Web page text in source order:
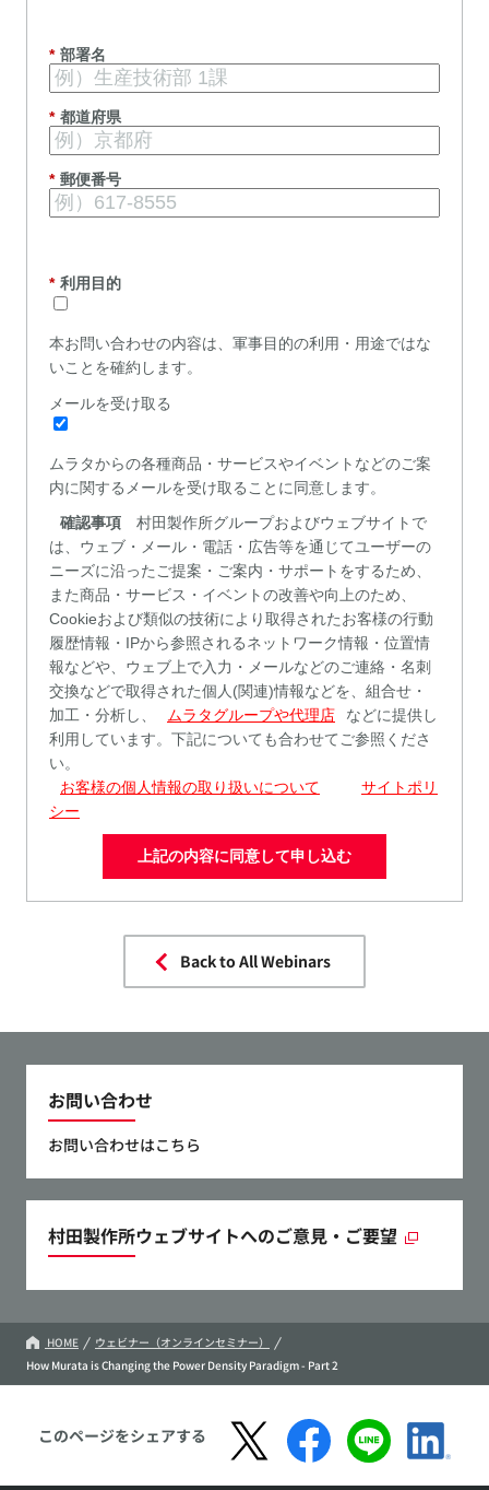
* 部署名
* 都道府県
* 郵便番号
* 利用目的
本お問い合わせの内容は、軍事目的の利用・用途ではな
いことを確約します。
メールを受け取 る
ムラタからの各種商品・ サービスやイベン トなどのご案
内に関するメールを受け取ることに同意します。
確認事項
村田製作所グループおよびウェブサイトで
は、ウェブ・メール・電話・広告等を通じてユーザーの
ニーズに沿ったご提案・ご案内・サポートをするため、
また商品・サービス・イベントの改善や向上のため、
Cookieおよび類似の技術により取得されたお客様の行動
履歴情報・IPから参照されるネットワーク情報・位置情
報などや、ウェブ上で入力・メールなどのご連絡・名刺
交換などで取得された個人(関連)情報などを、組合せ・
加工・分析し、
ムラタグループや代理店
などに提供し
利用しています。下記についても合わせてご参照くださ
い。
お客様の個人情報の取り扱いについて
サイトポリ
シー
上記の内容に同意して申し込む
Back to All Webinars
お問い合わせ
お問い合わせはこちら
村田製作所ウェブサイトへのご意見・ご要望
HOME
ウェビナー（オンラインセミナー）
How Murata is Changing the Power Density Paradigm - Part 2
このページをシェアする